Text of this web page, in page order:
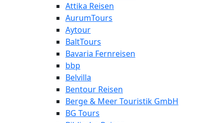
Attika Reisen
AurumTours
Aytour
BaltTours
Bavaria Fernreisen
bbp
Belvilla
Bentour Reisen
Berge & Meer Touristik GmbH
BG Tours